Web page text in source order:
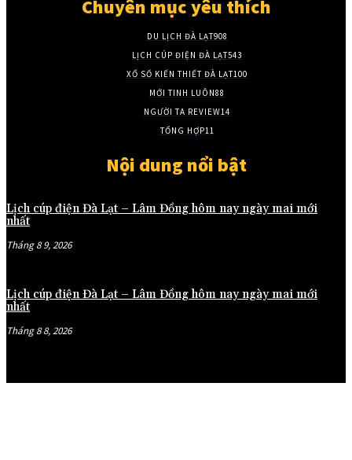
Chuyên mục yêu thích
DU LỊCH ĐÀ LẠT908
LỊCH CÚP ĐIỆN ĐÀ LẠT543
XỔ SỐ KIẾN THIẾT ĐÀ LẠT100
MỚI TINH LUÔN88
NGƯỜI TA REVIEW14
TỔNG HỢP11
Nội dung nổi bật
Lịch cúp điện Đà Lạt – Lâm Đồng hôm nay ngày mai mới
nhất
Tháng 8 9, 2026
Lịch cúp điện Đà Lạt – Lâm Đồng hôm nay ngày mai mới
nhất
Tháng 8 8, 2026